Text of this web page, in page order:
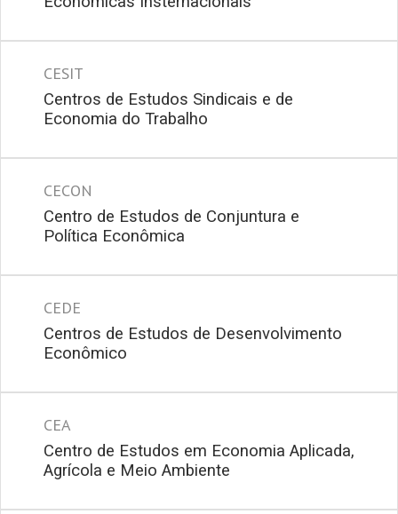
CESIT
Centros de Estudos Sindicais e de
Economia do Trabalho
CECON
Centro de Estudos de Conjuntura e
Política Econômica
CEDE
Centros de Estudos de Desenvolvimento
Econômico
CEA
Centro de Estudos em Economia Aplicada,
Agrícola e Meio Ambiente